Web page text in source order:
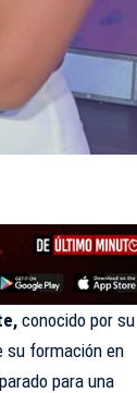
conocido por su
su formación en
para una